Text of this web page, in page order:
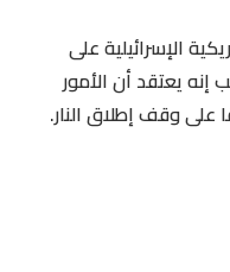
الأمريكية الإسرائيلية على
إنه يعتقد أن الأمور
على وقف إطلاق النار.